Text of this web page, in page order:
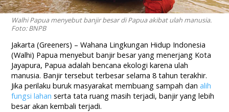
Walhi Papua menyebut banjir besar di Papua akibat ulah manusia.
Foto: BNPB
Jakarta (Greeners) – Wahana Lingkungan Hidup Indonesia
(Walhi) Papua menyebut banjir besar yang menerjang Kota
Jayapura, Papua adalah bencana ekologi karena ulah
manusia. Banjir tersebut terbesar selama 8 tahun terakhir.
Jika perilaku buruk masyarakat membuang sampah danalih
fungsi lahan serta tata ruang masih terjadi, banjir yang lebih
besar akan kembali terjadi.